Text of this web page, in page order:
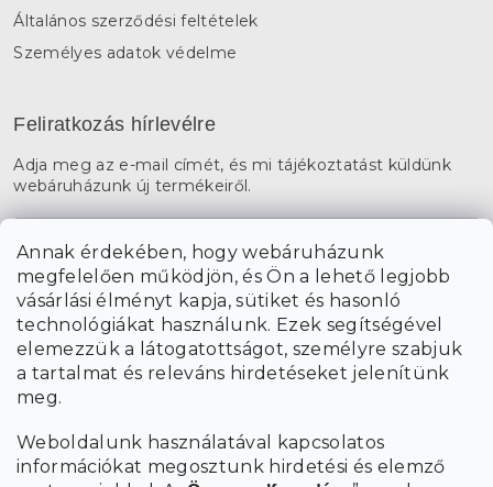
Annak érdekében, hogy webáruházunk
megfelelően működjön, és Ön a lehető legjobb
vásárlási élményt kapja, sütiket és hasonló
technológiákat használunk. Ezek segítségével
elemezzük a látogatottságot, személyre szabjuk
a tartalmat és releváns hirdetéseket jelenítünk
meg.
Weboldalunk használatával kapcsolatos
információkat megosztunk hirdetési és elemző
Általános szerződési feltételek
Személyes adatok védelme
Feliratkozás hírlevélre
Adja meg az e-mail címét, és mi tájékoztatást küldünk
webáruházunk új termékeiről.
A hírlevelekre való feliratkozással egyetérteka személyes
adatok feldolgozásával.
FELIRATKOZÁS